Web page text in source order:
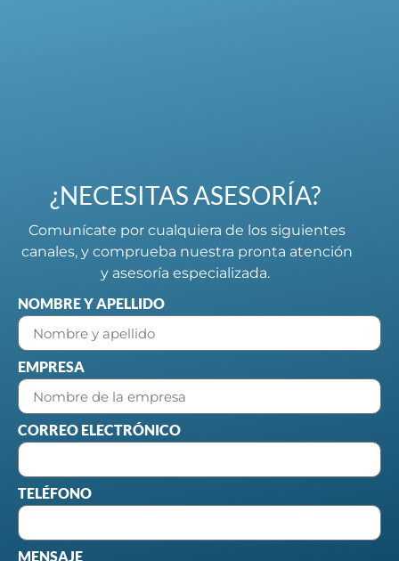
¿NECESITAS ASESORÍA?
Comunícate por cualquiera de los siguientes
canales, y comprueba nuestra pronta atención
y asesoría especializada.
NOMBRE Y APELLIDO
EMPRESA
CORREO ELECTRÓNICO
TELÉFONO
MENSAJE